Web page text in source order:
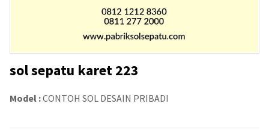
sol sepatu karet 223
Model :CONTOH SOL DESAIN PRIBADI